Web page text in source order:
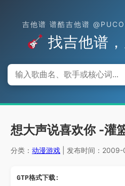
吉他谱 谱酷吉他谱
找吉他谱
想大声说喜欢你 -灌
分类：动漫游戏 | 发布时间：
GTP格式下载: